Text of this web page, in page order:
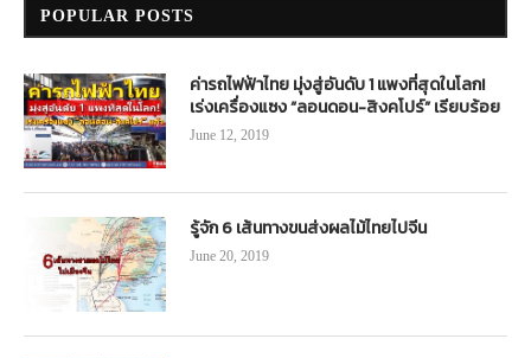
POPULAR POSTS
ค่ารถไฟฟ้าไทย มุ่งสู่อันดับ 1 แพงที่สุดในโลก!
เร่งเครื่องแซง “ลอนดอน-สิงคโปร์” เรียบร้อย
June 12, 2019
รู้จัก 6 เส้นทางขนส่งผลไม้ไทยไปจีน
June 20, 2019